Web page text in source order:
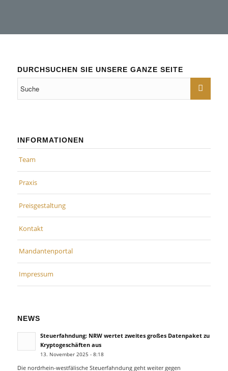
DURCHSUCHEN SIE UNSERE GANZE SEITE
INFORMATIONEN
Team
Praxis
Preisgestaltung
Kontakt
Mandantenportal
Impressum
NEWS
Steuerfahndung: NRW wertet zweites großes Datenpaket zu
Kryptogeschäften aus
13. November 2025 - 8:18
Die nordrhein-westfälische Steuerfahndung geht weiter gegen